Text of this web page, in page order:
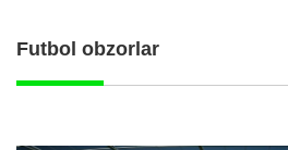
Futbol obzorlar